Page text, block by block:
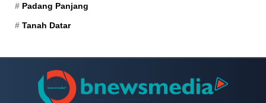
Padang Panjang
Tanah Datar